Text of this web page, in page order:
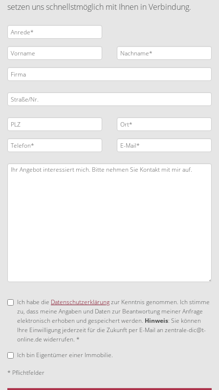
setzen uns schnellstmöglich mit Ihnen in Verbindung.
Ich habe die Datenschutzerklärungzur Kenntnis genommen. Ich stimme
zu, dass meine Angaben und Daten zur Beantwortung meiner Anfrage
elektronisch erhoben und gespeichert werden. Hinweis: Sie können
Ihre Einwilligung jederzeit für die Zukunft per E-Mail an zentrale-dic@t-
online.de widerrufen. *
Ich bin Eigentümer einer Immobilie.
* Pflichtfelder